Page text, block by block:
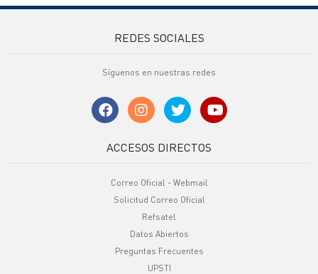
REDES SOCIALES
Síguenos en nuestras redes
ACCESOS DIRECTOS
Correo Oficial - Webmail
Solicitud Correo Oficial
Refsatel
Datos Abiertos
Preguntas Frecuentes
UPSTI